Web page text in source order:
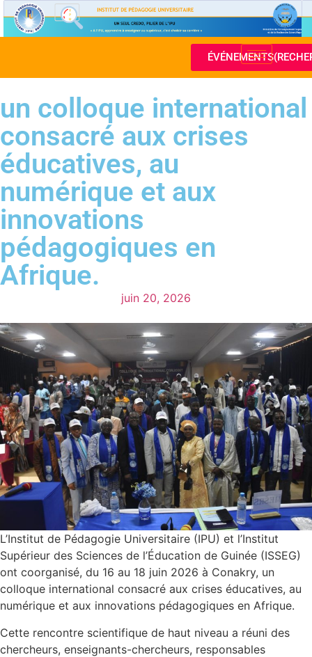
un colloque international
consacré aux crises
éducatives, au
numérique et aux
innovations
pédagogiques en
Afrique.
juin 20, 2026
L’Institut de Pédagogie Universitaire (IPU) et l’Institut
Supérieur des Sciences de l’Éducation de Guinée (ISSEG)
ont coorganisé, du 16 au 18 juin 2026 à Conakry, un
colloque international consacré aux crises éducatives, au
numérique et aux innovations pédagogiques en Afrique.
Cette rencontre scientifique de haut niveau a réuni des
chercheurs, enseignants-chercheurs, responsables